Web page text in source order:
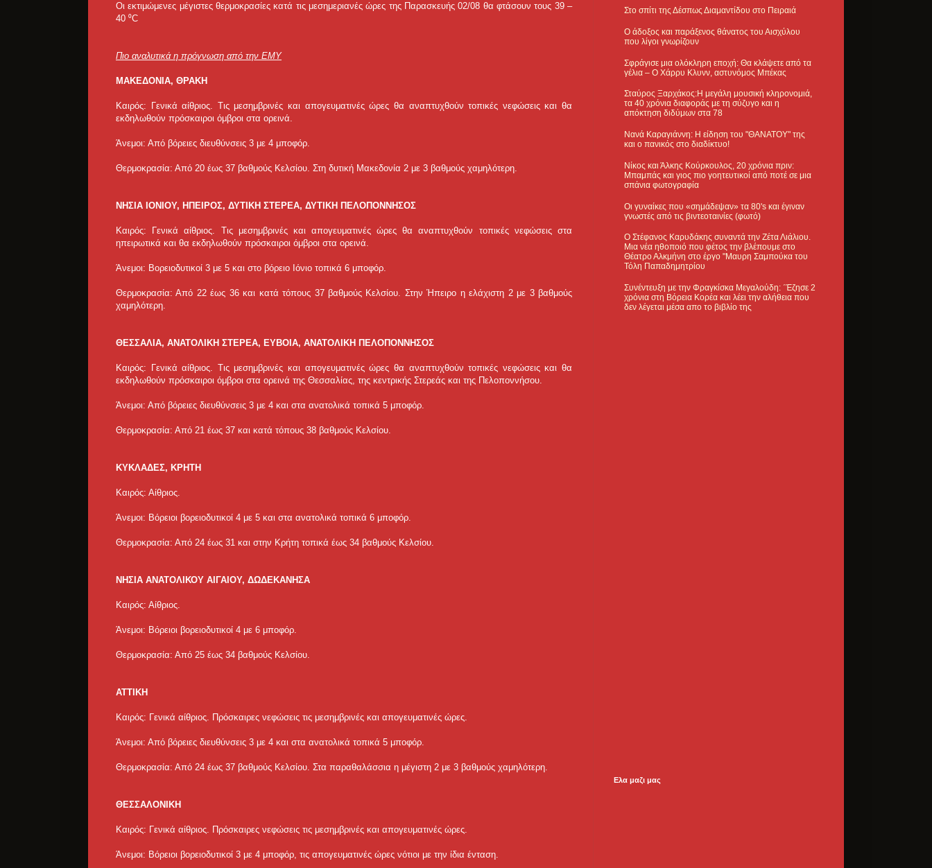
Οι εκτιμώμενες μέγιστες θερμοκρασίες κατά τις μεσημεριανές ώρες της Παρασκευής 02/08 θα φτάσουν τους 39 –
40 ⁰C
Πιο αναλυτικά η πρόγνωση από την ΕΜΥ
ΜΑΚΕΔΟΝΙΑ, ΘΡΑΚΗ
Καιρός: Γενικά αίθριος. Τις μεσημβρινές και απογευματινές ώρες θα αναπτυχθούν τοπικές νεφώσεις και θα
εκδηλωθούν πρόσκαιροι όμβροι στα ορεινά.
Άνεμοι: Από βόρειες διευθύνσεις 3 με 4 μποφόρ.
Θερμοκρασία: Από 20 έως 37 βαθμούς Κελσίου. Στη δυτική Μακεδονία 2 με 3 βαθμούς χαμηλότερη.
ΝΗΣΙΑ ΙΟΝΙΟΥ, ΗΠΕΙΡΟΣ, ΔΥΤΙΚΗ ΣΤΕΡΕΑ, ΔΥΤΙΚΗ ΠΕΛΟΠΟΝΝΗΣΟΣ
Καιρός: Γενικά αίθριος. Τις μεσημβρινές και απογευματινές ώρες θα αναπτυχθούν τοπικές νεφώσεις στα
ηπειρωτικά και θα εκδηλωθούν πρόσκαιροι όμβροι στα ορεινά.
Άνεμοι: Βορειοδυτικοί 3 με 5 και στο βόρειο Ιόνιο τοπικά 6 μποφόρ.
Θερμοκρασία: Από 22 έως 36 και κατά τόπους 37 βαθμούς Κελσίου. Στην Ήπειρο η ελάχιστη 2 με 3 βαθμούς
χαμηλότερη.
ΘΕΣΣΑΛΙΑ, ΑΝΑΤΟΛΙΚΗ ΣΤΕΡΕΑ, ΕΥΒΟΙΑ, ΑΝΑΤΟΛΙΚΗ ΠΕΛΟΠΟΝΝΗΣΟΣ
Καιρός: Γενικά αίθριος. Τις μεσημβρινές και απογευματινές ώρες θα αναπτυχθούν τοπικές νεφώσεις και θα
εκδηλωθούν πρόσκαιροι όμβροι στα ορεινά της Θεσσαλίας, της κεντρικής Στερεάς και της Πελοποννήσου.
Άνεμοι: Από βόρειες διευθύνσεις 3 με 4 και στα ανατολικά τοπικά 5 μποφόρ.
Θερμοκρασία: Από 21 έως 37 και κατά τόπους 38 βαθμούς Κελσίου.
ΚΥΚΛΑΔΕΣ, ΚΡΗΤΗ
Καιρός: Αίθριος.
Άνεμοι: Βόρειοι βορειοδυτικοί 4 με 5 και στα ανατολικά τοπικά 6 μποφόρ.
Θερμοκρασία: Από 24 έως 31 και στην Κρήτη τοπικά έως 34 βαθμούς Κελσίου.
ΝΗΣΙΑ ΑΝΑΤΟΛΙΚΟΥ ΑΙΓΑΙΟΥ, ΔΩΔΕΚΑΝΗΣΑ
Καιρός: Αίθριος.
Άνεμοι: Βόρειοι βορειοδυτικοί 4 με 6 μποφόρ.
Θερμοκρασία: Από 25 έως 34 βαθμούς Κελσίου.
ΑΤΤΙΚΗ
Καιρός: Γενικά αίθριος. Πρόσκαιρες νεφώσεις τις μεσημβρινές και απογευματινές ώρες.
Άνεμοι: Από βόρειες διευθύνσεις 3 με 4 και στα ανατολικά τοπικά 5 μποφόρ.
Θερμοκρασία: Από 24 έως 37 βαθμούς Κελσίου. Στα παραθαλάσσια η μέγιστη 2 με 3 βαθμούς χαμηλότερη.
ΘΕΣΣΑΛΟΝΙΚΗ
Καιρός: Γενικά αίθριος. Πρόσκαιρες νεφώσεις τις μεσημβρινές και απογευματινές ώρες.
Άνεμοι: Βόρειοι βορειοδυτικοί 3 με 4 μποφόρ, τις απογευματινές ώρες νότιοι με την ίδια ένταση.
Στο σπίτι της Δέσπως Διαμαντίδου στο Πειραιά
Ο άδοξος και παράξενος θάνατος του Αισχύλου
που λίγοι γνωρίζουν
Σφράγισε μια ολόκληρη εποχή: Θα κλάψετε από τα
γέλια – Ο Χάρρυ Κλυνν, αστυνόμος Μπέκας
Σταύρος Ξαρχάκος:Η μεγάλη μουσική κληρονομιά,
τα 40 χρόνια διαφοράς με τη σύζυγο και η
απόκτηση διδύμων στα 78
Νανά Καραγιάννη: Η είδηση του "ΘΑΝΑΤΟΥ" της
και ο πανικός στο διαδίκτυο!
Νίκος και Άλκης Κούρκουλος, 20 χρόνια πριν:
Μπαμπάς και γιος πιο γοητευτικοί από ποτέ σε μια
σπάνια φωτογραφία
Οι γυναίκες που «σημάδεψαν» τα 80's και έγιναν
γνωστές από τις βιντεοταινίες (φωτό)
Ο Στέφανος Καρυδάκης συναντά την Ζέτα Λιάλιου.
Μια νέα ηθοποιό που φέτος την βλέπουμε στο
Θέατρο Αλκμήνη στο έργο "Μαυρη Σαμπούκα του
Τόλη Παπαδημητρίου
Συνέντευξη με την Φραγκίσκα Μεγαλούδη: ΄Έζησε 2
χρόνια στη Βόρεια Κορέα και λέει την αλήθεια που
δεν λέγεται μέσα απο το βιβλίο της
Ελα μαζι μας